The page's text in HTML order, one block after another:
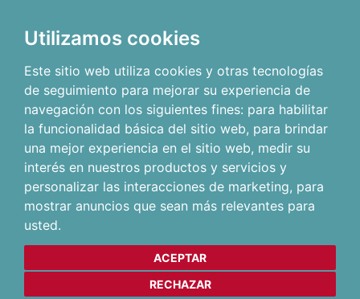
Utilizamos cookies
Este sitio web utiliza cookies y otras tecnologías
de seguimiento para mejorar su experiencia de
navegación con los siguientes fines: para habilitar
la funcionalidad básica del sitio web, para brindar
una mejor experiencia en el sitio web, medir su
interés en nuestros productos y servicios y
personalizar las interacciones de marketing, para
mostrar anuncios que sean más relevantes para
usted.
ACEPTAR
RECHAZAR